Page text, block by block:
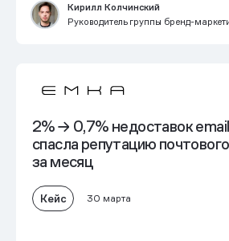
Кирилл Колчинский
Руководитель группы бренд-
2% → 0,7% недоставок email
спасла репутацию
за месяц
Кейс 30 марта